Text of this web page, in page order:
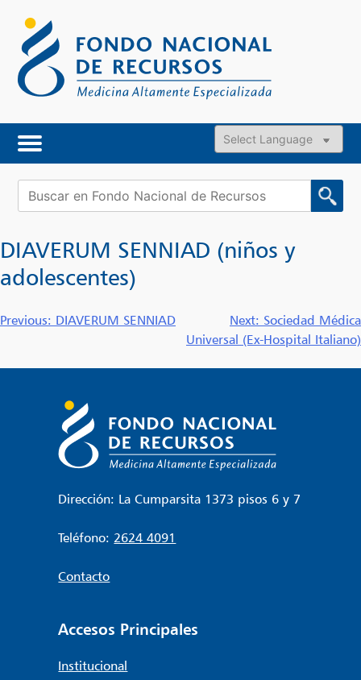
content
Powered by
Buscar:
DIAVERUM SENNIAD (niños y
adolescentes)
Navegación
Previous: DIAVERUM SENNIAD Next: Sociedad Médica
Universal (Ex-Hospital Italiano)
Dirección: La Cumparsita 1373 pisos 6 y 7
Teléfono: 2624 4091
Contacto
Accesos Principales
Institucional